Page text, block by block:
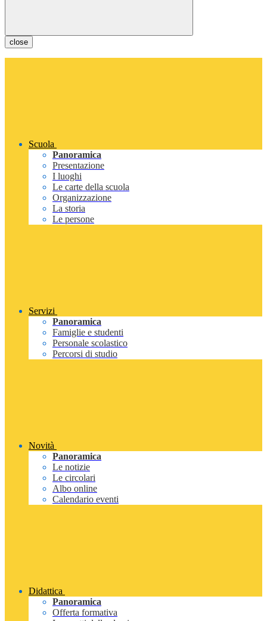
close
Scuola
Panoramica
Presentazione
I luoghi
Le carte della scuola
Organizzazione
La storia
Le persone
Servizi
Panoramica
Famiglie e studenti
Personale scolastico
Percorsi di studio
Novità
Panoramica
Le notizie
Le circolari
Albo online
Calendario eventi
Didattica
Panoramica
Offerta formativa